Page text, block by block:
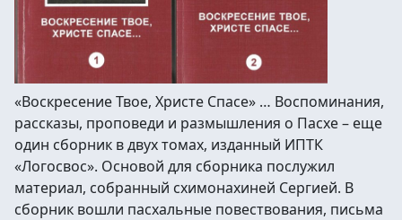
«Воскресение Твое, Христе Спасе» … Воспоминания,
рассказы, проповеди и размышления о Пасхе – еще
один сборник в двух томах, изданный ИПТК
«Логосвос». Основой для сборника послужил
материал, собранный схимонахиней Сергией. В
сборник вошли пасхальные повествования, письма